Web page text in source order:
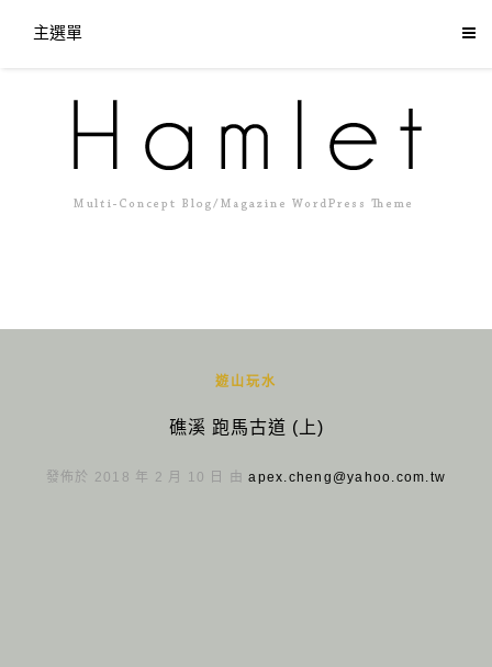
主選單
遊山玩水
礁溪 跑馬古道 (上)
發佈於 2018 年 2 月 10 日 由apex.cheng@yahoo.com.tw